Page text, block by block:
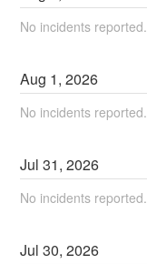
No incidents reported.
Aug 1,2026
No incidents reported.
Jul31,2026
No incidents reported.
Jul30,2026